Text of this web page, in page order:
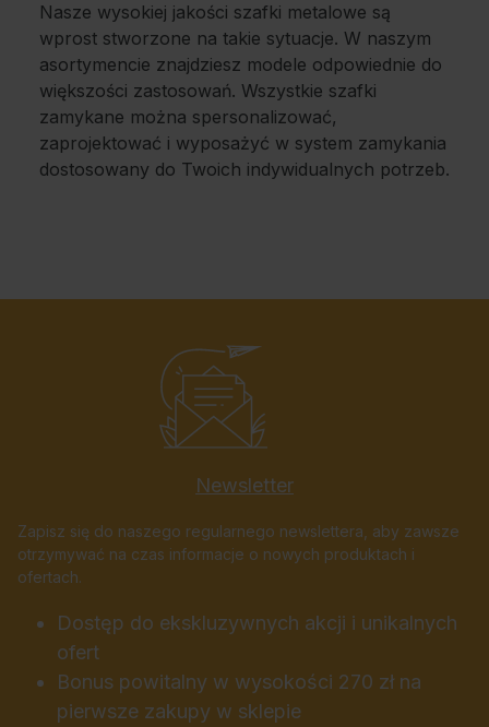
Nasze wysokiej jakości szafki metalowe są
wprost stworzone na takie sytuacje. W naszym
asortymencie znajdziesz modele odpowiednie do
większości zastosowań. Wszystkie szafki
zamykane można spersonalizować,
zaprojektować i wyposażyć w system zamykania
dostosowany do Twoich indywidualnych potrzeb.
Newsletter
Zapisz się do naszego regularnego newslettera, aby zawsze
otrzymywać na czas informacje o nowych produktach i
ofertach.
Dostęp do ekskluzywnych akcji i unikalnych
ofert
Bonus powitalny w wysokości 270 zł na
pierwsze zakupy w sklepie